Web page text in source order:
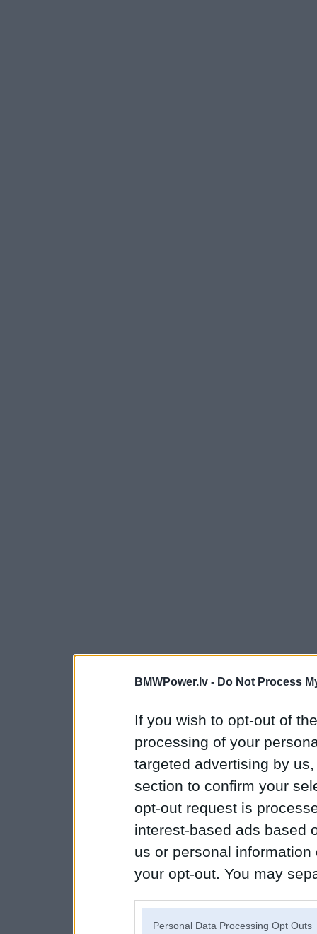
BMWPower.lv - Do Not Process
If you wish to opt-out of
processing of your
targeted advertising by
section to confirm your
opt-out request is
interest-based ads based
us or personal
your opt-out. You may
Personal Data Processing Opt Outs